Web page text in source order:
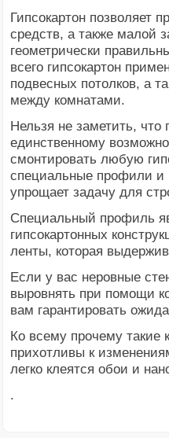
Гипсокартон позволяет
средств, а также малой
геометрически
всего гипсокартон
подвесных потолков, а
между комнатами.
Нельзя не заметить, что
единственному
смонтировать любую
специальные профили и
упрощает задачу для
Специальный профиль
гипсокартонных
ленты, которая
Если у вас неровные
выровнять при помощи
вам гарантировать
Ко всему прочему такие
прихотливы к
легко клеятся обои и
.